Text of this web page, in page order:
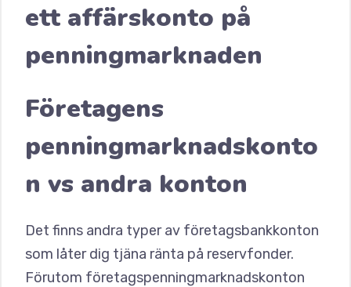
ett affärskonto på
penningmarknaden
Företagens
penningmarknadskonto
n vs andra konton
Det finns andra typer av företagsbankkonton
som låter dig tjäna ränta på reservfonder.
Förutom företagspenningmarknadskonton